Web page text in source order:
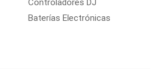
Controladores DJ
Baterías Electrónicas